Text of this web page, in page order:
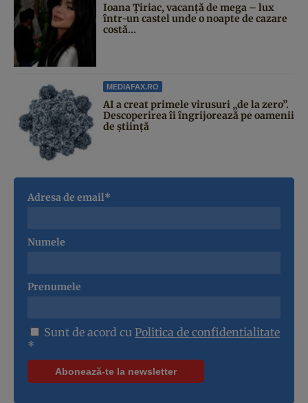
Ioana Țiriac, vacanță de mega – lux
într-un castel unde o noapte de cazare
costă...
MEDIAFAX.RO
AI a creat primele virusuri „de la zero”.
Descoperirea îi îngrijorează pe oamenii
de știință
Adresa de email*
Numele
Prenumele
Sunt de acord cu Politica de confidentialitate
*